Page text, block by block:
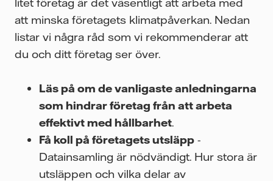
att minska företagets klimatpåverkan. Nedan
listar vi några råd som vi rekommenderar att
du och ditt företag ser över.
Läs på om de vanligaste anledningarna
som hindrar företag från att arbeta
effektivt med hållbarhet.
Få koll på företagets utsläpp -
Datainsamling är nödvändigt. Hur stora är
utsläppen och vilka delar av